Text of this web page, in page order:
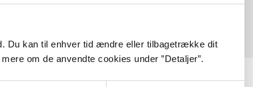
Du kan til enhver tid ændre eller tilbagetrække dit
om de anvendte cookies under ”Detaljer”.